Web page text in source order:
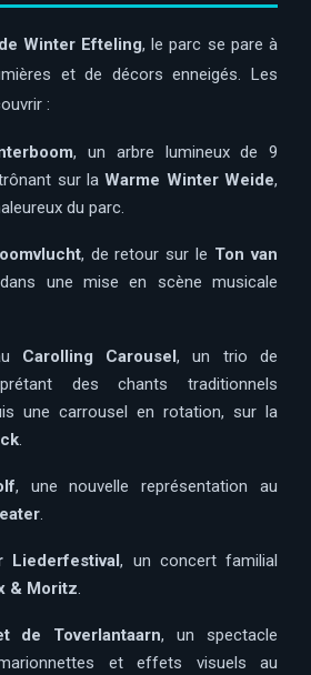
Winter Efteling, le parc se pare à
et de décors enneigés. Les
:
, un arbre lumineux de 9
sur laWarme Winter Weide,
du parc.
, de retour sur le Ton van
une mise en scène musicale
Carolling Carousel, un trio de
des chants traditionnels
une carrousel en rotation, sur la
, une nouvelle représentation au
Liederfestival, un concert familial
& Moritz
de Toverlantaarn, un spectacle
et effets visuels au